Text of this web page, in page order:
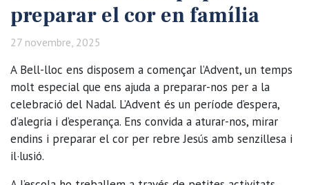
preparar el cor en família
27 novembre, 2025
A Bell-lloc ens disposem a començar l’Advent, un temps
molt especial que ens ajuda a preparar-nos per a la
celebració del Nadal. L’Advent és un període d’espera,
d’alegria i d’esperança. Ens convida a aturar-nos, mirar
endins i preparar el cor per rebre Jesús amb senzillesa i
il·lusió.